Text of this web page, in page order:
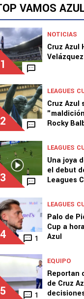
VAMOS
1
NOTICIAS
Cruz Azul
2
LEAGUES
Cruz Azul
Rocky
3
LEAGUES
Una joya
el debut
Leagues
4 1
LEAGUES
Palo de
Cup a
Azul
5 1
EQUIPO
Reportan
de Cruz